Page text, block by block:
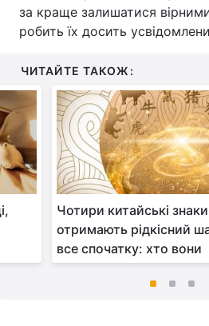
за краще залишатися
робить їх досить
ЧИТАЙТЕ ТАКОЖ:
Чотири китайські
отримають рідкісний
все спочатку: хто вони